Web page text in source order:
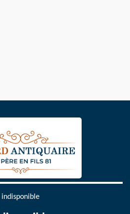
indisponible